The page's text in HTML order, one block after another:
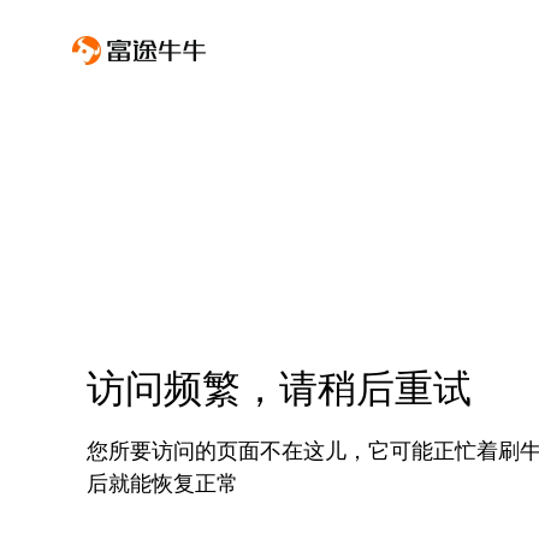
访问频繁，请稍后重试
您所要访问的页面不在这儿，它可能正忙着刷
后就能恢复正常